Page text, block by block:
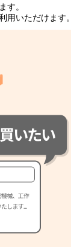
す。
用いただけます。